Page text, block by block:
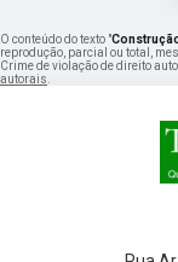
O conteúdo do texto "
reprodução, parcial ou total,
Crime de violação de direito
autorais.